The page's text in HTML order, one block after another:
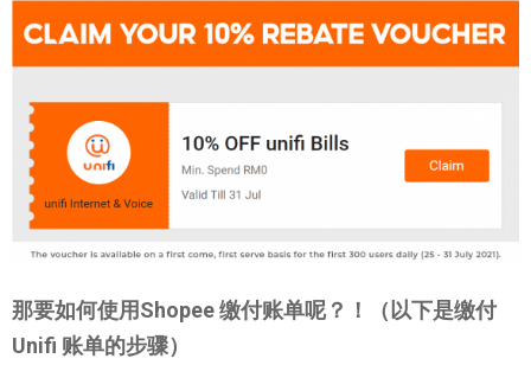
那要如何使用Shopee 缴付账单呢？！（以下是缴付
Unifi 账单的步骤）